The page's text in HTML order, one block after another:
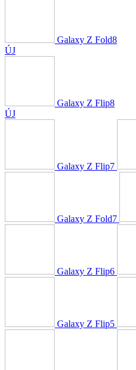
Galaxy Z Fold8
ÚJ
Galaxy Z Flip8
ÚJ
Galaxy Z Flip7
Galaxy Z Fold7
Galaxy Z Flip6
Galaxy Z Flip5